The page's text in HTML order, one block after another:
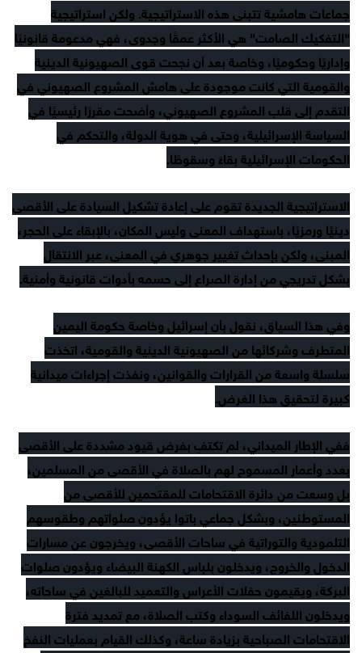
جماعات هامشية تتبنى هذه الاستراتيجية. ولكن استراتيجية
"التفكيك الصامت" هي الأكثر عمقًا وجدوى، فهي مدعومة قانونيًا
وإداريًا وحكوميًا، وخاصة بعد أن نجحت قوى الصهيونية الدينية
والقومية التي كانت موجودة على هامش المشروع الصهيوني في
التقدم إلى قلب المشروع الصهيوني، وأضحت مقررًا رئيسيًا في
السياسة الإسرائيلية، وحتى في هوية الدولة، والتحكم في
الحكومات الإسرائيلية بقاءً وسقوطًا.
الاستراتيجية الجديدة تقوم على إعادة تشكيل السيادة على الأقصى
دينيًا ورمزيًا، باستهداف المعنى وليس المكان، بالإبقاء على الحجر،
المبنى، ولكن بإحداث تغيير جوهري في المعنى، عبر الانتقال
بشكل تدريجي من إدارة الصراع إلى حسمه بأدوات قانونية وأمنية.
وفي هذا السياق، نقول بأن إسرائيل وخاصة حكومة اليمين
المتطرف وشركائها من الصهيونية الدينية والقومية، اتخذت
سلسلة واسعة من القرارات والقوانين، ونفذت إجراءات ميدانية
كبيرة لتحقيق هذا الغرض.
ففي الإطار الميداني، لم تكتفِ بفرض قيود مشددة على الأقصى
بعدد وأعمار المسموح لهم بالصلاة في الأقصى من المسلمين،
بل وسعت من دائرة الاقتحامات للمقتحمين للأقصى من
المستوطنين، وبشكل جماعي باتوا يؤدون صلواتهم وطقوسهم
التلمودية والتوراتية في ساحات الأقصى، ويخرجون عن مسارات
الدخول والخروج، ويدخلون بلباس الكهنة البيضاء ويؤدون صلوات
البركة، ويقيمون حفلات الأعراس والتعميد للبالغين في ساحاته،
ويدخلون اللفائف السوداء وكتب الصلاة، مع تمديد فترة
الاقتحامات الصباحية بزيادة ساعة، وكذلك القيام بعمليات النفخ